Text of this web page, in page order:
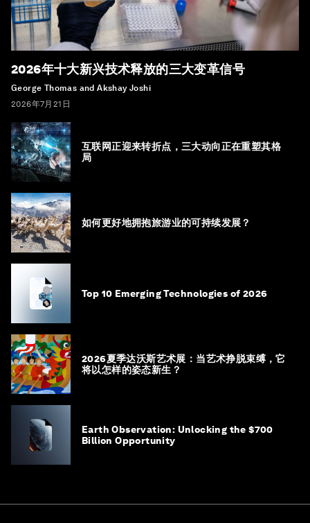
2026年十大新兴技术释放的三大变革信号
George Thomas and Akshay Joshi
2026年7月21日
互联网正迎来转折点，三大动向正在重塑其格
局
如何更好地拥抱旅游业的可持续发展？
Top 10 Emerging Technologies of 2026
2026夏季达沃斯艺术展：当艺术挣脱束缚，它
将以怎样的姿态新生？
Earth Observation: Unlocking the $700
Billion Opportunity